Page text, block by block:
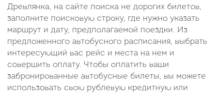
Древлянка, на сайте поиска не дорогих билетов,
заполните поисковую строку, где нужно указать
маршрут и дату, предполагаемой поездки. Из
предложенного автобусного расписания, выбрать
интересующий вас рейс и места на нем и
совершить оплату. Чтобы оплатить ваши
забронированные автобусные билеты, вы можете
использовать свою рублевую кредитную или